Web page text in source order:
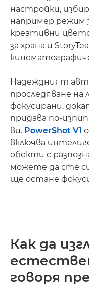
настройки,
например режим
креативни
за храна и
Надеждният
проследяване
фокусирани,
придава по-
ви. PowerShot V1
включва
обекти с
можете да сте
ще остане
Как да
говоря